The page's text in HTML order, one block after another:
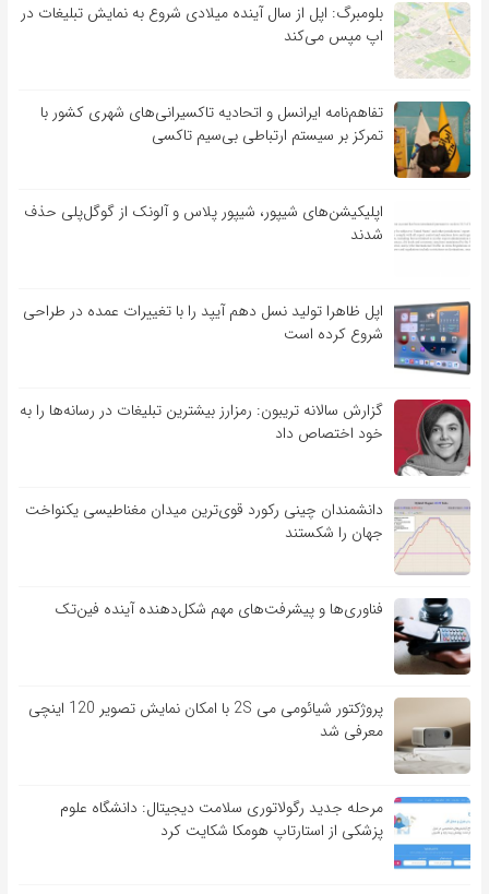
بلومبرگ: اپل از سال آینده میلادی شروع به نمایش تبلیغات در
اپ مپس می‌کند
تفاهم‌نامه‌ ایرانسل و اتحادیه تاکسیرانی‌های شهری کشور با
تمرکز بر سیستم ارتباطی بی‌سیم تاکسی
اپلیکیشن‌های شیپور، شیپور پلاس و آلونک از گوگل‌پلی حذف
شدند
اپل ظاهرا تولید نسل دهم آیپد را با تغییرات عمده در طراحی
شروع کرده است
گزارش سالانه تریبون: رمزارز بیشترین تبلیغات در رسانه‌ها را به
خود اختصاص داد
دانشمندان چینی رکورد قوی‌ترین میدان مغناطیسی یکنواخت
جهان را شکستند
فناوری‌ها و پیشرفت‌های مهم شکل‌دهنده آینده فین‌تک
پروژکتور شیائومی می 2S با امکان نمایش تصویر 120 اینچی
معرفی شد
مرحله جدید رگولاتوری سلامت دیجیتال: دانشگاه علوم
پزشکی از استارتاپ هومکا شکایت کرد